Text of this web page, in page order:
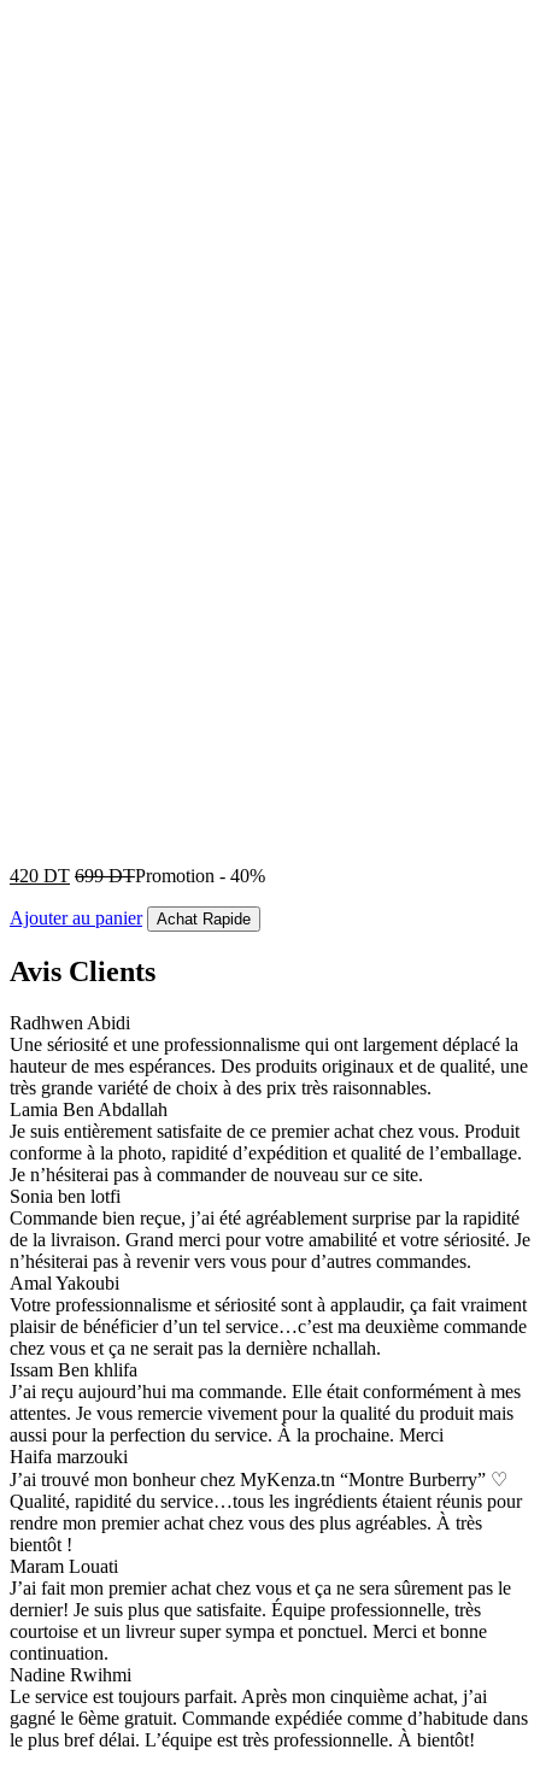
420 DT 699DTPromotion - 40%
Ajouter au panier Achat Rapide
Avis Clients
Radhwen Abidi
Une sériosité et une professionnalisme qui ont largement déplacé la
hauteur de mes espérances. Des produits originaux et de qualité, une
très grande variété de choix à des prix très raisonnables.
Lamia Ben Abdallah
Je suis entièrement satisfaite de ce premier achat chez vous. Produit
conforme à la photo, rapidité d’expédition et qualité de l’emballage.
Je n’hésiterai pas à commander de nouveau sur ce site.
Sonia ben lotfi
Commande bien reçue, j’ai été agréablement surprise par la rapidité
de la livraison. Grand merci pour votre amabilité et votre sériosité. Je
n’hésiterai pas à revenir vers vous pour d’autres commandes.
Amal Yakoubi
Votre professionnalisme et sériosité sont à applaudir, ça fait vraiment
plaisir de bénéficier d’un tel service…c’est ma deuxième commande
chez vous et ça ne serait pas la dernière nchallah.
Issam Ben khlifa
J’ai reçu aujourd’hui ma commande. Elle était conformément à mes
attentes. Je vous remercie vivement pour la qualité du produit mais
aussi pour la perfection du service. À la prochaine. Merci
Haifa marzouki
J’ai trouvé mon bonheur chez MyKenza.tn “Montre Burberry” ♡
Qualité, rapidité du service…tous les ingrédients étaient réunis pour
rendre mon premier achat chez vous des plus agréables. À très
bientôt !
Maram Louati
J’ai fait mon premier achat chez vous et ça ne sera sûrement pas le
dernier! Je suis plus que satisfaite. Équipe professionnelle, très
courtoise et un livreur super sympa et ponctuel. Merci et bonne
continuation.
Nadine Rwihmi
Le service est toujours parfait. Après mon cinquième achat, j’ai
gagné le 6ème gratuit. Commande expédiée comme d’habitude dans
le plus bref délai. L’équipe est très professionnelle. À bientôt!